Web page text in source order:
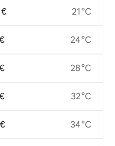
21 °C
24 °C
28 °C
32 °C
34 °C